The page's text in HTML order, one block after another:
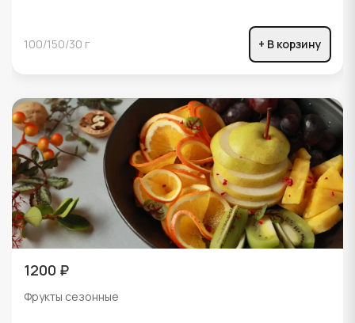
100/150/30 г + В корзину
1200 ₽
Фрукты сезонные